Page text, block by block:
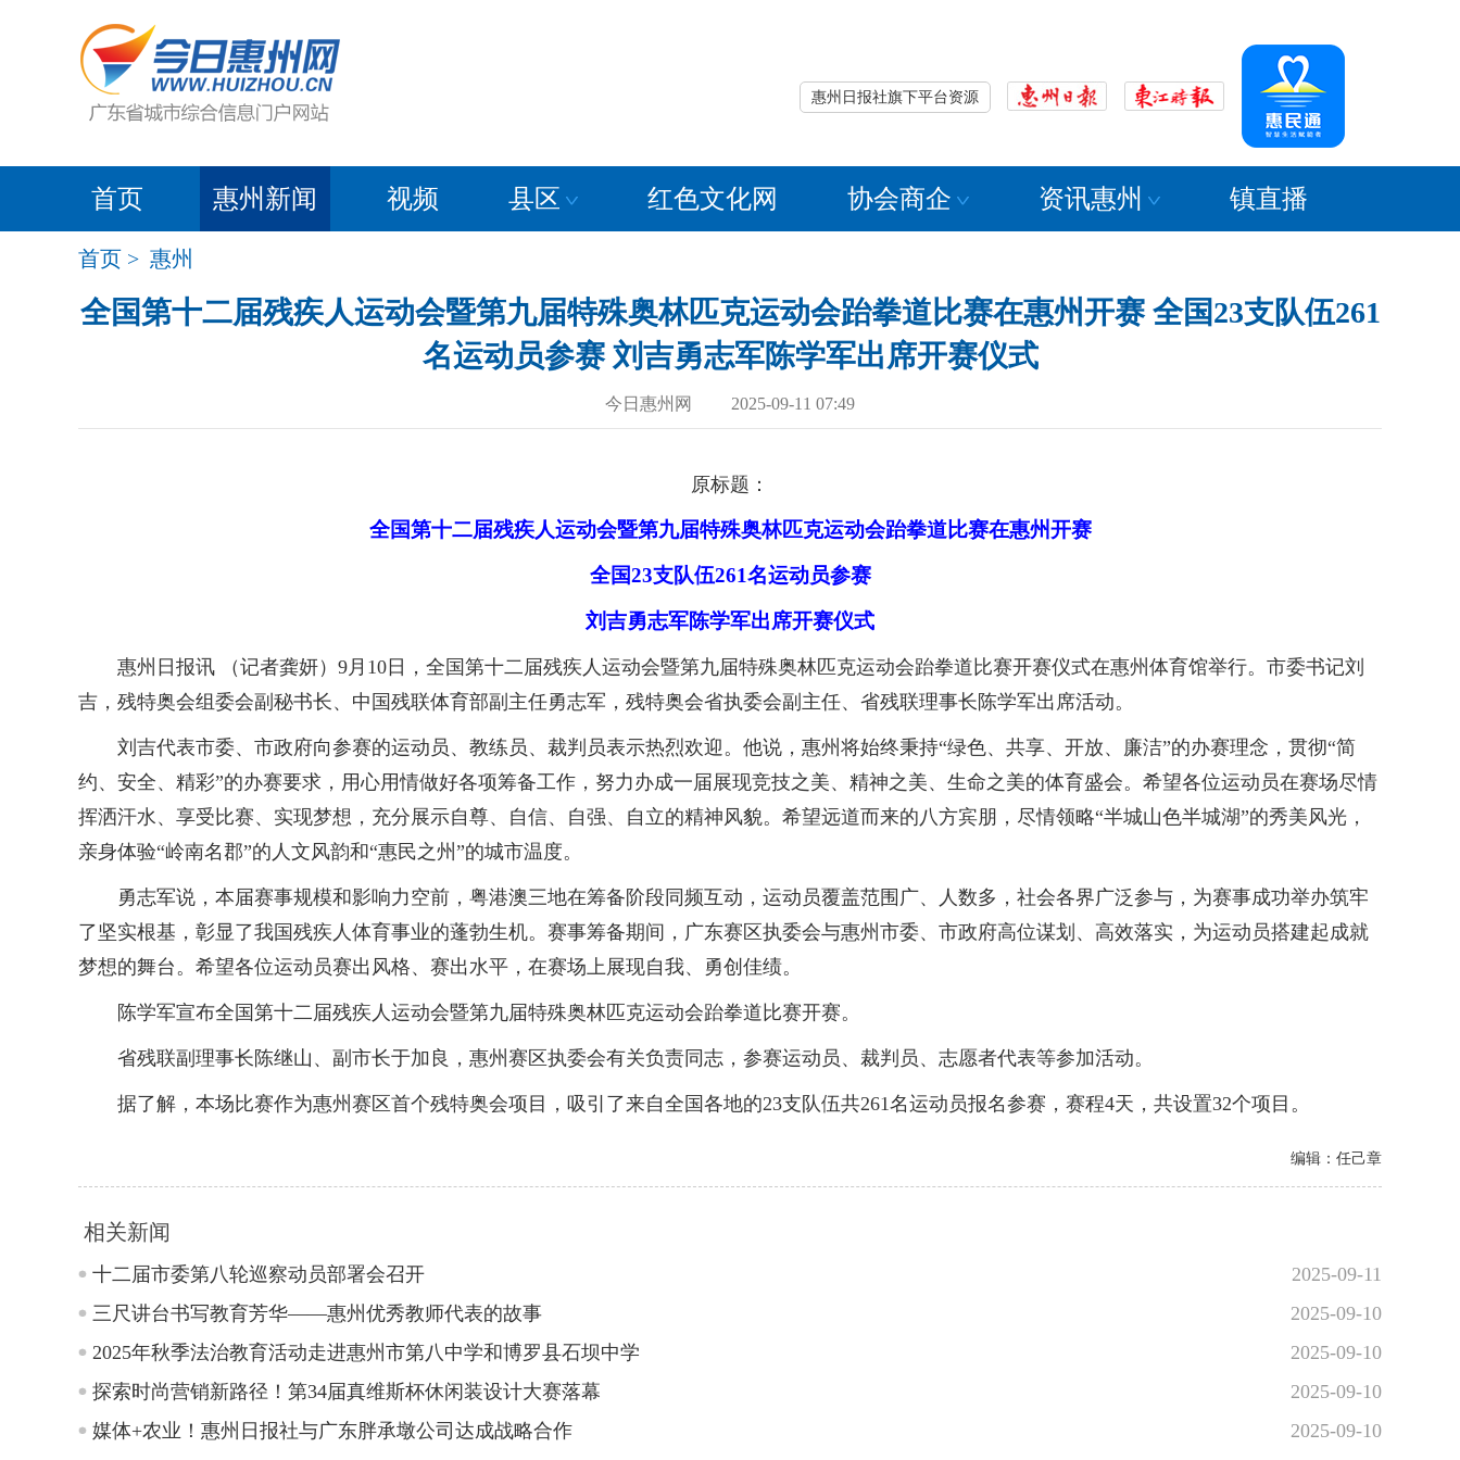
惠州日报社旗下平台资源
首页 惠州新闻 视频 县区 红色文化网 协会商企 资讯惠州 镇直播
首页 > 惠州
全国第十二届残疾人运动会暨第九届特殊奥林匹克运动会跆拳道比赛在惠州开赛 全国23支队伍261
名运动员参赛 刘吉勇志军陈学军出席开赛仪式
今日惠州网 2025-09-11 07:49
原标题：
全国第十二届残疾人运动会暨第九届特殊奥林匹克运动会跆拳道比赛在惠州开赛
全国23支队伍261名运动员参赛
刘吉勇志军陈学军出席开赛仪式
惠州日报讯 （记者龚妍）9月10日，全国第十二届残疾人运动会暨第九届特殊奥林匹克运动会跆拳道比赛开赛仪式在惠州体育馆举行。市委书记刘
吉，残特奥会组委会副秘书长、中国残联体育部副主任勇志军，残特奥会省执委会副主任、省残联理事长陈学军出席活动。
刘吉代表市委、市政府向参赛的运动员、教练员、裁判员表示热烈欢迎。他说，惠州将始终秉持“绿色、共享、开放、廉洁”的办赛理念，贯彻“简
约、安全、精彩”的办赛要求，用心用情做好各项筹备工作，努力办成一届展现竞技之美、精神之美、生命之美的体育盛会。希望各位运动员在赛场尽情
挥洒汗水、享受比赛、实现梦想，充分展示自尊、自信、自强、自立的精神风貌。希望远道而来的八方宾朋，尽情领略“半城山色半城湖”的秀美风光，
亲身体验“岭南名郡”的人文风韵和“惠民之州”的城市温度。
勇志军说，本届赛事规模和影响力空前，粤港澳三地在筹备阶段同频互动，运动员覆盖范围广、人数多，社会各界广泛参与，为赛事成功举办筑牢
了坚实根基，彰显了我国残疾人体育事业的蓬勃生机。赛事筹备期间，广东赛区执委会与惠州市委、市政府高位谋划、高效落实，为运动员搭建起成就
梦想的舞台。希望各位运动员赛出风格、赛出水平，在赛场上展现自我、勇创佳绩。
陈学军宣布全国第十二届残疾人运动会暨第九届特殊奥林匹克运动会跆拳道比赛开赛。
省残联副理事长陈继山、副市长于加良，惠州赛区执委会有关负责同志，参赛运动员、裁判员、志愿者代表等参加活动。
据了解，本场比赛作为惠州赛区首个残特奥会项目，吸引了来自全国各地的23支队伍共261名运动员报名参赛，赛程4天，共设置32个项目。
编辑：任己章
相关新闻
十二届市委第八轮巡察动员部署会召开
2025-09-11
三尺讲台书写教育芳华——惠州优秀教师代表的故事
2025-09-10
2025年秋季法治教育活动走进惠州市第八中学和博罗县石坝中学
2025-09-10
探索时尚营销新路径！第34届真维斯杯休闲装设计大赛落幕
2025-09-10
媒体+农业！惠州日报社与广东胖承墩公司达成战略合作
2025-09-10